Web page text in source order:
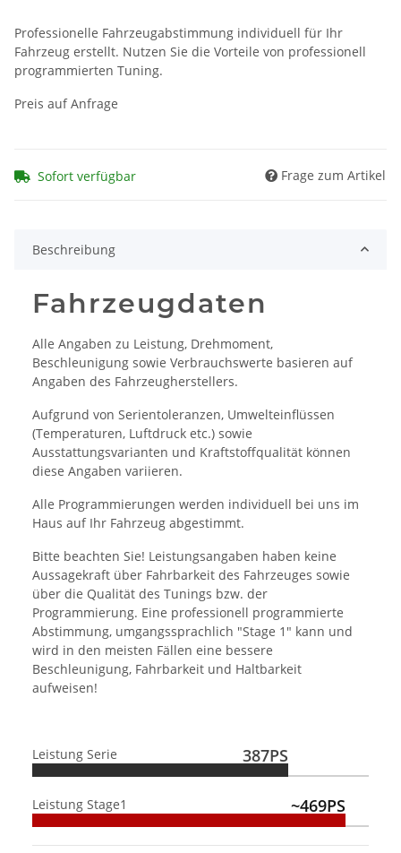
Professionelle Fahrzeugabstimmung individuell für Ihr
Fahrzeug erstellt. Nutzen Sie die Vorteile von professionell
programmierten Tuning.
Preis auf Anfrage
Sofort verfügbar Frage zum Artikel
Beschreibung
Fahrzeugdaten
Alle Angaben zu Leistung, Drehmoment,
Beschleunigung sowie Verbrauchswerte basieren auf
Angaben des Fahrzeugherstellers.
Aufgrund von Serientoleranzen, Umwelteinflüssen
(Temperaturen, Luftdruck etc.) sowie
Ausstattungsvarianten und Kraftstoffqualität können
diese Angaben variieren.
Alle Programmierungen werden individuell bei uns im
Haus auf Ihr Fahrzeug abgestimmt.
Bitte beachten Sie! Leistungsangaben haben keine
Aussagekraft über Fahrbarkeit des Fahrzeuges sowie
über die Qualität des Tunings bzw. der
Programmierung. Eine professionell programmierte
Abstimmung, umgangssprachlich "Stage 1" kann und
wird in den meisten Fällen eine bessere
Beschleunigung, Fahrbarkeit und Haltbarkeit
aufweisen!
Leistung Serie 387PS
Leistung Stage1 ~469PS